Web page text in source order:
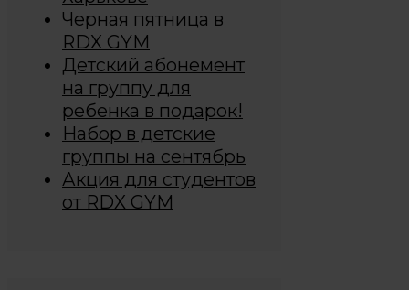
Черная пятница в
RDX GYM
Детский абонемент
на группу для
ребенка в подарок!
Набор в детские
группы на сентябрь
Акция для студентов
от RDX GYM